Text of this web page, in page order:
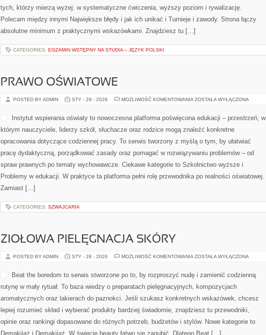
tych, którzy mierzą wyżej: w systematyczne ćwiczenia, wyższy poziom i rywalizację.
Polecam między innymi Największe błędy i jak ich unikać i Turnieje i zawody. Strona łączy
absolutne minimum z praktycznymi wskazówkami. Znajdziesz tu […]
CATEGORIES: EGZAMIN WSTĘPNY NA STUDIA – JĘZYK POLSKI
PRAWO OŚWIATOWE
POSTED BY ADMIN STY - 29 - 2026 MOŻLIWOŚĆ KOMENTOWANIA PRAWO
ZOSTAŁA WYŁĄCZONA
Instytut wspierania oświaty to nowoczesna platforma poświęcona edukacji – przestrzeń, w
którym nauczyciele, liderzy szkół, słuchacze oraz rodzice mogą znaleźć konkretne
opracowania dotyczące codziennej pracy. To serwis tworzony z myślą o tym, by ułatwiać
pracę dydaktyczną, porządkować zasady oraz pomagać w rozwiązywaniu problemów – od
spraw prawnych po tematy wychowawcze. Ciekawe kategorie to Szkolnictwo wyższe i
Problemy w edukacji. W praktyce ta platforma pełni rolę przewodnika po realności oświatowej.
Zamiast […]
CATEGORIES: SZWAJCARIA
ZIOŁOWA PIELĘGNACJA SKÓRY
POSTED BY ADMIN STY - 28 - 2026 MOŻLIWOŚĆ KOMENTOWANIA ZIOŁOWA
ZOSTAŁA WYŁĄCZONA
Beat the boredom to serwis stworzone po to, by rozproszyć nudę i zamienić codzienną
rutynę w mały rytuał. To baza wiedzy o preparatach pielęgnacyjnych, kompozycjach
aromatycznych oraz lakierach do paznokci. Jeśli szukasz konkretnych wskazówek, chcesz
lepiej rozumieć skład i wybierać produkty bardziej świadomie, znajdziesz tu przewodniki,
opinie oraz rankingi dopasowane do różnych potrzeb, budżetów i stylów. Nowe kategorie to
Demakijaż i Demakijaż. W świecie beauty łatwo się zagubić. Dlatego Beat […]